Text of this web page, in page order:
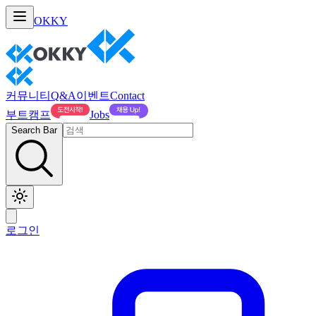
OKKY
커뮤니티 Q&A이벤트Contact
부트캠프
Jobs
Search Bar
로그인